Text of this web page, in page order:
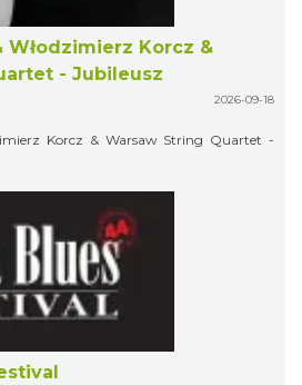
Włodzimierz Korcz &
- Jubileusz
2026-09-18
Korcz & Warsaw String Quartet -